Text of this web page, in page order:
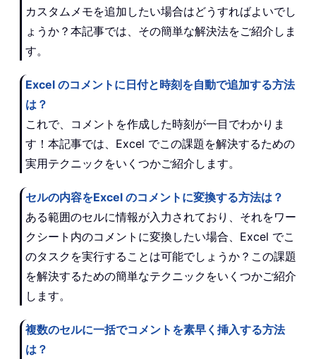
カスタムメモを追加したい場合はどうすればよいでし
ょうか？本記事では、その簡単な解決法をご紹介しま
す。
Excel のコメントに日付と時刻を自動で追加する方法
は？
これで、コメントを作成した時刻が一目でわかりま
す！本記事では、Excel でこの課題を解決するための
実用テクニックをいくつかご紹介します。
セルの内容をExcel のコメントに変換する方法は？
ある範囲のセルに情報が入力されており、それをワー
クシート内のコメントに変換したい場合、Excel でこ
のタスクを実行することは可能でしょうか？この課題
を解決するための簡単なテクニックをいくつかご紹介
します。
複数のセルに一括でコメントを素早く挿入する方法
は？